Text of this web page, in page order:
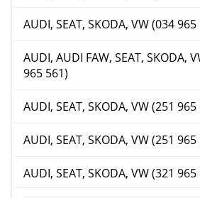
AUDI, SEAT, SKODA, VW (034 965
AUDI, AUDI FAW, SEAT, SKODA,
965 561)
AUDI, SEAT, SKODA, VW (251 965
AUDI, SEAT, SKODA, VW (251 965
AUDI, SEAT, SKODA, VW (321 965